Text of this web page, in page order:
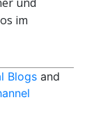
im
Blogs and